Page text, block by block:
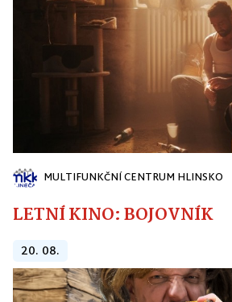
MULTIFUNKČNÍ CENTRUM HLINSKO
LETNÍ KINO: BOJOVNÍK
20. 08.